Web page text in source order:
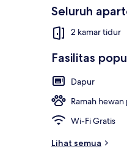
Seluruh
2 kamar tidur
Fasilitas
Dapur
Ramah
Wi-Fi Gratis
Lihat semua